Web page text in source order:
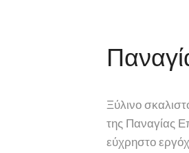
Ξύλινο
της Παναγίας
εύχρηστο